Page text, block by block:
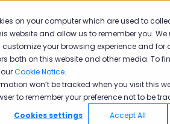
on your computer which are used to
website and allow us to remember you.
your browsing experience and
both on this website and other media. To
Cookie Notice.
won’t be tracked when you visit this
to remember your preference not to be
Cookies settings
Accept All
alt menüyü göster
Sektörler için alt menüyü göster
Neden
Pisano
Neden Pisano